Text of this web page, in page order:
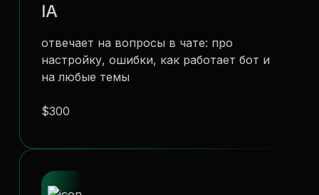
IA
отвечает на вопросы в чате: про
настройку, ошибки, как работает бот и
на любые темы
$300